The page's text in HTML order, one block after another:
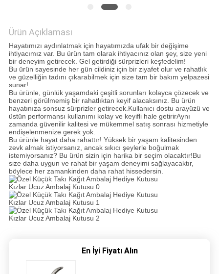
GIZLILIK
POLITIKASI
Ürün Açıklaması
Hayatımızı aydınlatmak için hayatımızda ufak bir değişime
ihtiyacımız var. Bu ürün tam olarak ihtiyacınız olan şey, size yeni
bir deneyim getirecek. Gel getirdiği sürprizleri keşfedelim!
Bu ürün sayesinde her gün cildiniz için bir ziyafet olur ve rahatlık
ve güzelliğin tadını çıkarabilmek için size tam bir bakım yelpazesi
sunar!
Bu ürünle, günlük yaşamdaki çeşitli sorunları kolayca çözecek ve
benzeri görülmemiş bir rahatlıktan keyif alacaksınız. Bu ürün
hayatınıza sonsuz sürprizler getirecek.Kullanıcı dostu arayüzü ve
üstün performansı kullanımı kolay ve keyifli hale getirirAynı
zamanda güvenilir kalitesi ve mükemmel satış sonrası hizmetiyle
endişelenmenize gerek yok.
Bu ürünle hayat daha rahattır! Yüksek bir yaşam kalitesinden
zevk almak istiyorsanız, ancak sıkıcı şeylerle boğulmak
istemiyorsanız? Bu ürün sizin için harika bir seçim olacaktır!Bu
size daha uygun ve rahat bir yaşam deneyimi sağlayacaktır,
böylece her zamankinden daha rahat hissedersin.
En İyi Fiyatı Alın